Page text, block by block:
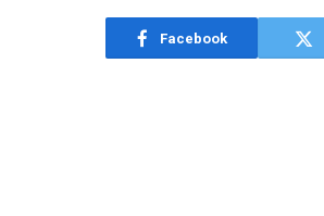
Facebook